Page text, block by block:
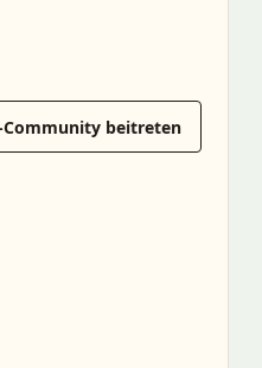
Community beitreten